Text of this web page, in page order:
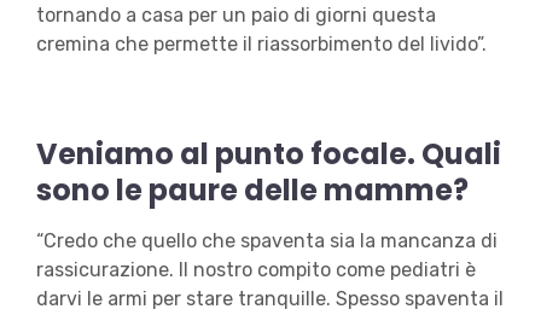
tornando a casa per un paio di giorni questa
cremina che permette il riassorbimento del livido”.
Veniamo al punto focale. Quali
sono le paure delle mamme?
“Credo che quello che spaventa sia la mancanza di
rassicurazione. Il nostro compito come pediatri è
darvi le armi per stare tranquille. Spesso spaventa il